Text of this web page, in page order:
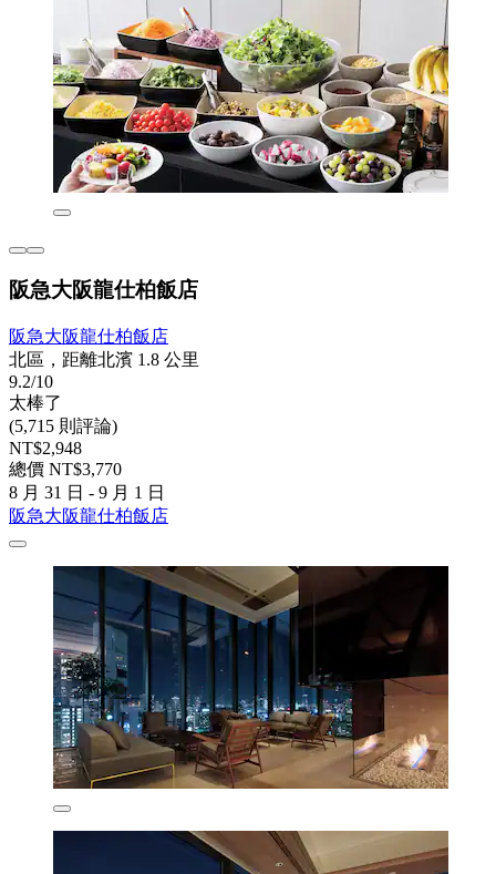
阪急大阪龍仕柏飯店
阪急大阪龍仕柏飯店
北區，距離北濱 1.8 公里
9.2/10
太棒了
(5,715 則評論)
NT$2,948
總價 NT$3,770
8 月 31 日 - 9 月 1 日
阪急大阪龍仕柏飯店